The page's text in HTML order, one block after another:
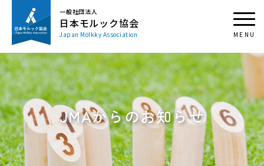
一般社団法人
日本モルック協会
Japan Mölkky Association
JMAからのお知らせ